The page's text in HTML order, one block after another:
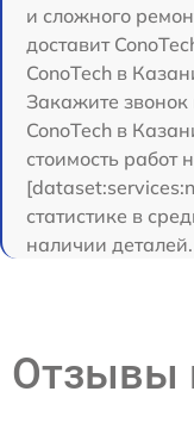
и сложного
доставит
ConoTech в
Закажите звонок
ConoTech в
стоимость работ
статистике в
наличии деталей.
Отзывы